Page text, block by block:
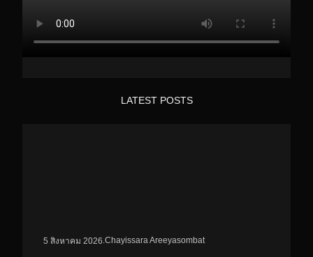
LATEST POSTS
5 สิงหาคม 2026.Chayissara Areeyasombat